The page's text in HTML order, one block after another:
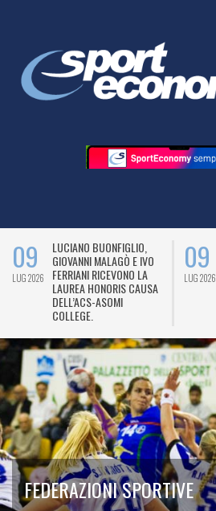
09
LUG 2026
LUCIANO BUONFIGLIO,
GIOVANNI MALAGÒ E IVO
FERRIANI RICEVONO LA
LAUREA HONORIS CAUSA
DELL’ACS-ASOMI
COLLEGE.
09
LUG 2026
FEDERAZIONI SPORTIVE